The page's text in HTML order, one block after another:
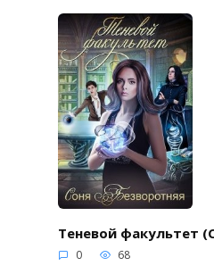
Теневой факультет
0 68